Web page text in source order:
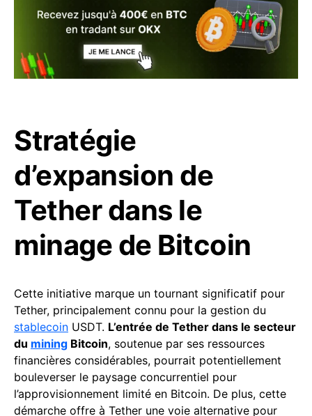
Stratégie
d’expansion de
Tether dans le
minage de Bitcoin
Cette initiative marque un tournant significatif pour
Tether, principalement connu pour la gestion du
stablecoin USDT. L’entrée de Tether dans le secteur
du mining Bitcoin, soutenue par ses ressources
financières considérables, pourrait potentiellement
bouleverser le paysage concurrentiel pour
l’approvisionnement limité en Bitcoin. De plus, cette
démarche offre à Tether une voie alternative pour